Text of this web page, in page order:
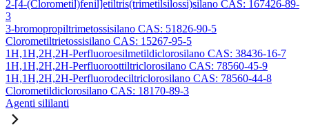
2-[4-(Clorometil)fenil]etiltris(trimetilsilossi)silano CAS: 167426-89-
3
3-bromopropiltrimetossisilano CAS: 51826-90-5
Clorometiltrietossisilano CAS: 15267-95-5
1H,1H,2H,2H-Perfluoroesilmetildiclorosilano CAS: 38436-16-7
1H,1H,2H,2H-Perfluoroottiltriclorosilano CAS: 78560-45-9
1H,1H,2H,2H-Perfluorodeciltriclorosilano CAS: 78560-44-8
Clorometildiclorosilano CAS: 18170-89-3
Agenti sililanti